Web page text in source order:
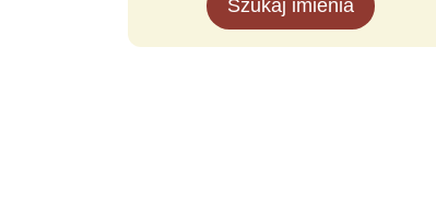
Szukaj imienia